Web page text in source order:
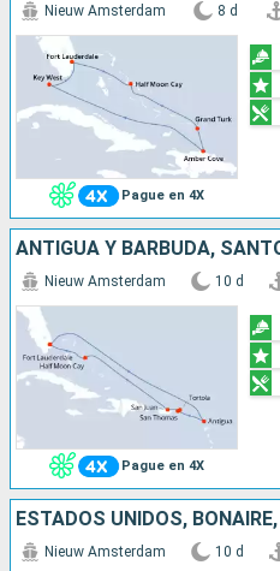
Pague en 4X
Nieuw Amsterdam 8 d
Pague en 4X
Nieuw Amsterdam 10 d
Nieuw Amsterdam 10 d